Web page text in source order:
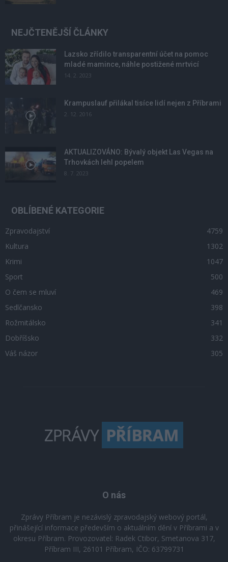
NEJČTENĚJŠÍ ČLÁNKY
Lazsko zřídilo transparentní účet na pomoc
mladé mamince, náhle postižené mrtvicí
14. 2. 2023
Krampuslauf přilákal tisíce lidí nejen z Příbrami
2. 12. 2016
AKTUALIZOVÁNO: Bývalý objekt Las Vegas na
Trhovkách lehl popelem
8. 7. 2023
OBLÍBENÉ KATEGORIE
Zpravodajství
4759
Kultura
1302
Krimi
1047
Sport
500
O čem se mluví
469
Sedlčansko
398
Rožmitálsko
341
Dobříšsko
332
Váš názor
305
O nás
Zprávy Příbram je nezávislý zpravodajský webový portál,
přinášející informace především o aktuálním dění v Příbrami a v
okresu Příbram. Provozovatel: Radek Ctibor, Smetanova 317,
Příbram III, 26101 Příbram, IČO: 63799731